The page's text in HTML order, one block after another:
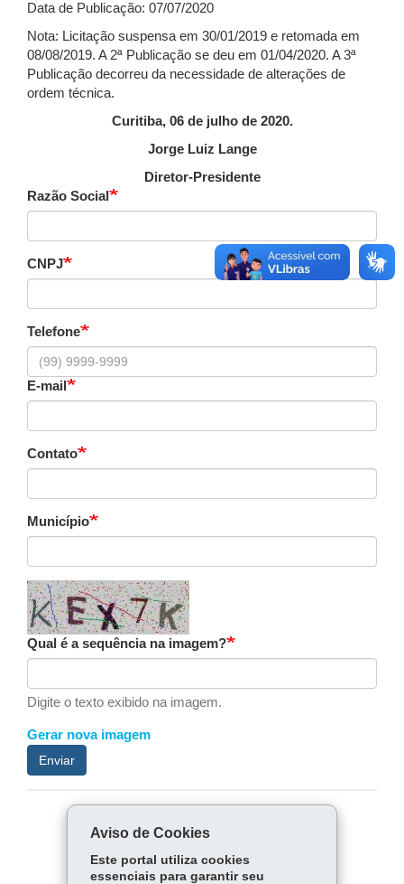
Data de Publicação: 07/07/2020
Nota: Licitação suspensa em 30/01/2019 e retomada em
08/08/2019. A 2ª Publicação se deu em 01/04/2020. A 3ª
Publicação decorreu da necessidade de alterações de
ordem técnica.
Curitiba, 06 de julho de 2020.
Jorge Luiz Lange
Diretor-Presidente
Razão Social
CNPJ
Telefone
E-mail
Contato
Município
Qual é a sequência na imagem?
Digite o texto exibido na imagem.
Gerar nova imagem
Enviar
COMPARTILHE:
FacebookWhatsApp
Aviso de Cookies
Este portal utiliza cookies
essenciais para garantir seu